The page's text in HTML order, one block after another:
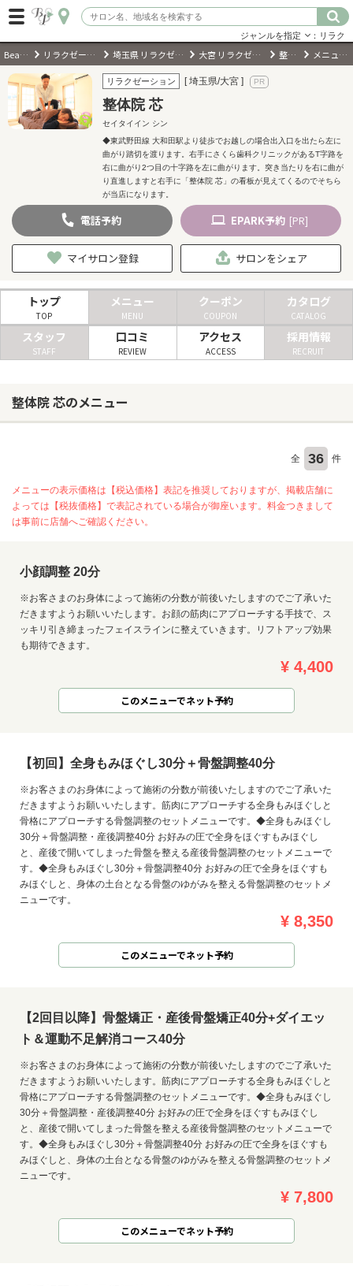
ログイン
会員登録 （無料）
キーワードで検索
近くのサロンを探す
現在地から探す
ヘアサロン
リラクゼーションサロン
ネイルカタログ
メンズカタログ
ジャンルを指定 ：リラク
BeautyPark リラクゼーションサロン 埼玉県 リラクゼーションサロン 大宮 リラクゼーションサロン 整体院 芯 メニュー・料金
リラクゼーション [ 埼玉県/大宮 ]
整体院 芯
セイタイイン シン
◆東武野田線 大和田駅より徒歩でお越しの場合出入口を出たら左に
曲がり踏切を渡ります。右手にさくら歯科クリニックがあるT字路を
右に曲がり2つ目の十字路を左に曲がります。突き当たりを右に曲が
り直進しますと右手に「整体院 芯」の看板が見えてくるのでそちら
が当店になります。
電話予約 EPARK予約 [PR]
マイサロン登録 サロンをシェア
トップ
TOP
メニュー
MENU
クーポン
COUPON
カタログ
CATALOG
スタッフ
STAFF
口コミ
REVIEW
アクセス
ACCESS
採用情報
RECRUIT
整体院 芯のメニュー
全 36 件
メニューの表示価格は【税込価格】表記を推奨しておりますが、掲載店舗に
よっては【税抜価格】で表記されている場合が御座います。料金つきまして
は事前に店舗へご確認ください。
小顔調整 20分
※お客さまのお身体によって施術の分数が前後いたしますのでご了承いた
だきますようお願いいたします。お顔の筋肉にアプローチする手技で、ス
ッキリ引き締まったフェイスラインに整えていきます。リフトアップ効果
も期待できます。
¥ 4,400
このメニューでネット予約
【初回】全身もみほぐし30分＋骨盤調整40分
※お客さまのお身体によって施術の分数が前後いたしますのでご了承いた
だきますようお願いいたします。筋肉にアプローチする全身もみほぐしと
骨格にアプローチする骨盤調整のセットメニューです。◆全身もみほぐし
30分＋骨盤調整・産後調整40分 お好みの圧で全身をほぐすもみほぐし
と、産後で開いてしまった骨盤を整える産後骨盤調整のセットメニューで
す。◆全身もみほぐし30分＋骨盤調整40分 お好みの圧で全身をほぐすも
みほぐしと、身体の土台となる骨盤のゆがみを整える骨盤調整のセットメ
ニューです。
¥ 8,350
このメニューでネット予約
【2回目以降】骨盤矯正・産後骨盤矯正40分+ダイエッ
ト＆運動不足解消コース40分
※お客さまのお身体によって施術の分数が前後いたしますのでご了承いた
だきますようお願いいたします。筋肉にアプローチする全身もみほぐしと
骨格にアプローチする骨盤調整のセットメニューです。◆全身もみほぐし
30分＋骨盤調整・産後調整40分 お好みの圧で全身をほぐすもみほぐし
と、産後で開いてしまった骨盤を整える産後骨盤調整のセットメニューで
す。◆全身もみほぐし30分＋骨盤調整40分 お好みの圧で全身をほぐすも
みほぐしと、身体の土台となる骨盤のゆがみを整える骨盤調整のセットメ
ニューです。
¥ 7,800
このメニューでネット予約